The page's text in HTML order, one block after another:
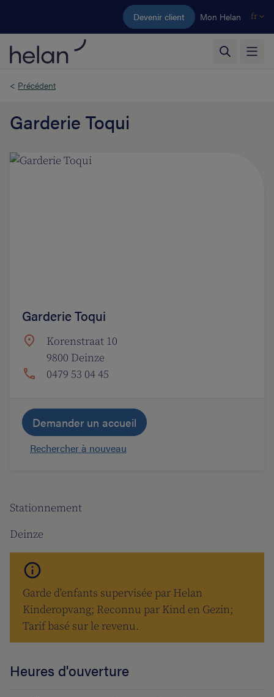
Aller au contenu principal
Devenir client Mon Helan fr
< Précédent
Garderie Toqui
Stationnement
Deinze
Garde d'enfants supervisée par Helan
Kinderopvang; Reconnu par Kind en Gezin;
Tarif basé sur le revenu.
Heures d'ouverture
Garderie Toqui
Korenstraat 10
9800 Deinze
0479 53 04 45
Demander un accueil
Rechercher à nouveau